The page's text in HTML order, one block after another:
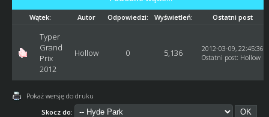
Wątek: Autor Odpowiedzi: Wyświetleń: Ostatni post
Typer
Grand
Prix
2012
Hollow 0 5,136
2012-03-09, 22:45:36
Ostatni post: Hollow
Pokaż wersję do druku
Skocz do: